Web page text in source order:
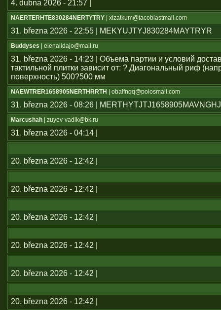
4. dubna 2026 - 21:57 |
NAERTERHTE830284NERTYTRY | xlzatkum@tacoblastmail.com
31. března 2026 - 22:55 | MEKYUJTYJ830284MAYTRYR
Buddyses | elenalidajo@mail.ru
31. března 2026 - 14:23 | Объема партии и условий
тактильной плитки зависит от: ? Диагональный риф
поверхность) 500?500 мм
NAEWTRER1658905NERTHRRTH | obalfnqq@polosmail.com
31. března 2026 - 08:26 |
Marcushah | zuyev-vadik@bk.ru
31. března 2026 - 04:14 |
20. března 2026 - 12:42 |
20. března 2026 - 12:42 |
20. března 2026 - 12:42 |
20. března 2026 - 12:42 |
20. března 2026 - 12:42 |
20. března 2026 - 12:42 |